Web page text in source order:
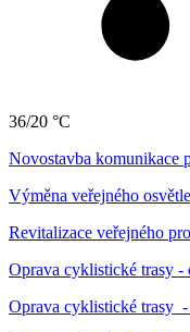
36/20 °C
Novostavba komunikace
Výměna veřejného
Revitalizace veřejného
Oprava cyklistické trasy
Oprava cyklistické trasy